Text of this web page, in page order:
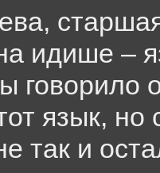
идише –
говорило
язык, но
так и